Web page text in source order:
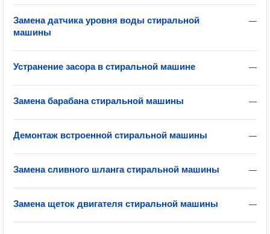
—
Замена датчика уровня воды стиральной
машины
—
Устранение засора в стиральной машине
—
Замена барабана стиральной машины
—
Демонтаж встроенной стиральной машины
—
Замена сливного шланга стиральной машины
—
Замена щеток двигателя стиральной машины